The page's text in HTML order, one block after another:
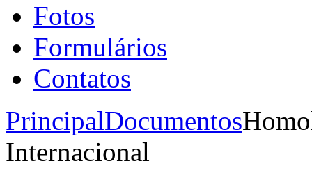
Fotos
Formulários
Contatos
PrincipalDocumentos
Internacional